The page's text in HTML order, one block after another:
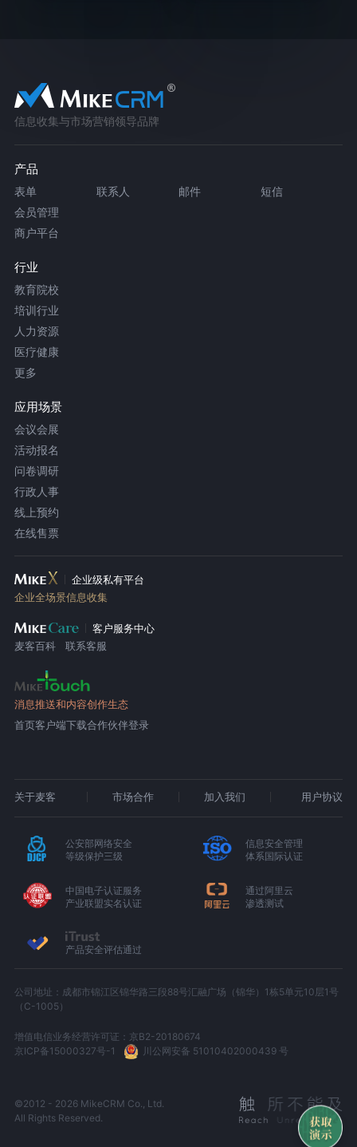
信息收集与市场营销领导品牌
产品
表单 联系人 邮件
短信
会员管理
商户平台
行业
教育院校
培训行业
人力资源
医疗健康
更多
应用场景
会议会展
活动报名
问卷调研
行政人事
线上预约
在线售票
企业级私有平台
企业全场景信息收集
客户服务中心
麦客百科
联系客服
消息推送和内容创作生态
首页客户端下载合作伙伴登录
关于麦客 市场合作 加入我们 用户协议
公安部网络安全
等级保护三级
信息安全管理
体系国际认证
中国电子认证服务
产业联盟实名认证
通过阿里云
渗透测试
产品安全评估通过
公司地址：成都市锦江区锦华路三段88号汇融广场（锦华）1栋5单元10层1号
（C-1005）
增值电信业务经营许可证：京B2-20180674
京ICP备15000327号-1
川公网安备 51010402000439 号
©2012 - 2026 MikeCRM Co., Ltd.
All Rights Reserved.